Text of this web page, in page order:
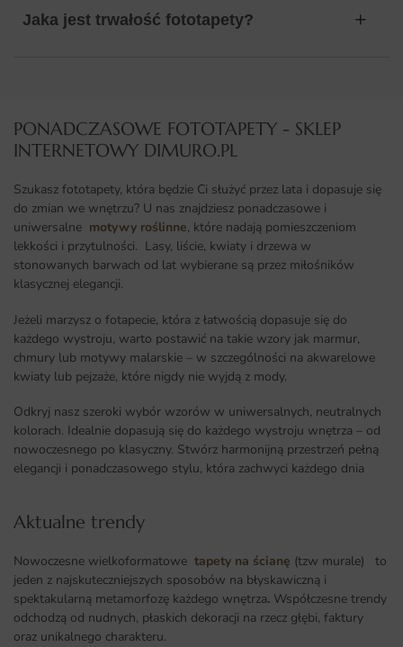
Jaka jest trwałość fototapety?
PONADCZASOWE FOTOTAPETY - SKLEP
INTERNETOWY DIMURO.PL​
Szukasz fototapety, która będzie Ci służyć przez lata i dopasuje się
do zmian we wnętrzu? U nas znajdziesz ponadczasowe i
uniwersalne motywy roślinne, które nadają pomieszczeniom
lekkości i przytulności. Lasy, liście, kwiaty i drzewa w
stonowanych barwach od lat wybierane są przez miłośników
klasycznej elegancji.
Jeżeli marzysz o fotapecie, która z łatwością dopasuje się do
każdego wystroju, warto postawić na takie wzory jak marmur,
chmury lub motywy malarskie – w szczególności na akwarelowe
kwiaty lub pejzaże, które nigdy nie wyjdą z mody.
Odkryj nasz szeroki wybór wzorów w uniwersalnych, neutralnych
kolorach. Idealnie dopasują się do każdego wystroju wnętrza – od
nowoczesnego po klasyczny. Stwórz harmonijną przestrzeń pełną
elegancji i ponadczasowego stylu, która zachwyci każdego dnia
Aktualne trendy​
Nowoczesne wielkoformatowe tapety na ścianę (tzw murale) to
jeden z najskuteczniejszych sposobów na błyskawiczną i
spektakularną metamorfozę każdego wnętrza. Współczesne trendy
odchodzą od nudnych, płaskich dekoracji na rzecz głębi, faktury
oraz unikalnego charakteru.